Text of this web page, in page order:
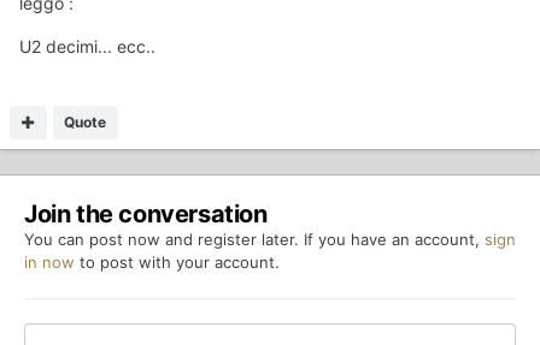
U2 decimi... ecc..
Quote
Join the conversation
You can post now and register later. If you have an account, sign
in now to post with your account.